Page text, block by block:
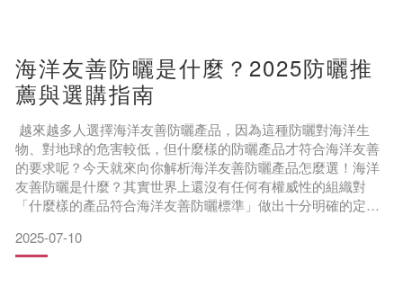
海洋友善防曬是什麼？2025防曬推
薦與選購指南
越來越多人選擇海洋友善防曬產品，因為這種防曬對海洋生
物、對地球的危害較低，但什麼樣的防曬產品才符合海洋友善
的要求呢？今天就來向你解析海洋友善防曬產品怎麼選！海洋
友善防曬是什麼？其實世界上還沒有任何有權威性的組織對
「什麼樣的產品符合海洋友善防曬標準」做出十分明確的定義
品，在防曬成分上遵守以下兩種指標：
遵守美國夏威夷、帛琉、歐盟等國家和地區對於防曬產品常見
2025-07-10